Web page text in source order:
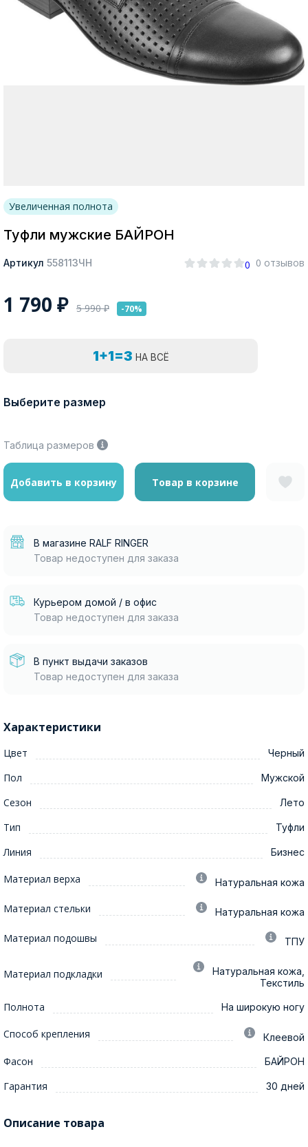
Покупателям
Увеличенная полнота
Туфли мужские БАЙРОН
Артикул 558113ЧН 0 0 отзывов
1 790 ₽ 5 990₽ -70%
1+1=3 НА ВСЁ
Выберите размер
Таблица размеров
Добавить в корзину Товар в корзине
В магазине RALF RINGER
Товар недоступен для заказа
Курьером домой / в офис
Товар недоступен для заказа
В пункт выдачи заказов
Товар недоступен для заказа
Характеристики
Цвет Черный
Пол Мужской
Сезон Лето
Тип Туфли
Линия Бизнес
Материал верха Натуральная кожа
Материал стельки Натуральная кожа
Материал подошвы ТПУ
Материал подкладки
Натуральная кожа,
Текстиль
Полнота На широкую ногу
Способ крепления Клеевой
Фасон БАЙРОН
Гарантия 30 дней
Описание товара